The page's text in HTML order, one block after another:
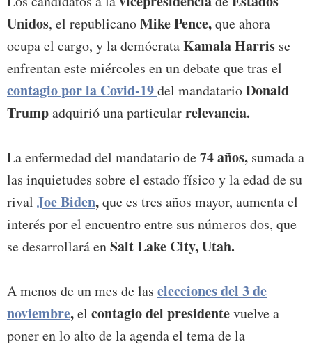
Unidos, el republicanoMike Pence,que ahora
ocupa el cargo, y la demócrataKamala Harris se
enfrentan este miércoles en un debate que tras el
contagio por la Covid-19del mandatarioDonald
Trumpadquirió una particularrelevancia.
La enfermedad del mandatario de74 años, sumada a
las inquietudes sobre el estado físico y la edad de su
rival Joe Biden,que es tres años mayor, aumenta el
interés por el encuentro entre sus números dos, que
se desarrollará enSalt Lake City, Utah.
A menos de un mes de las elecciones del 3 de
noviembre,el contagio del presidentevuelve a
poner en lo alto de la agenda el tema de la